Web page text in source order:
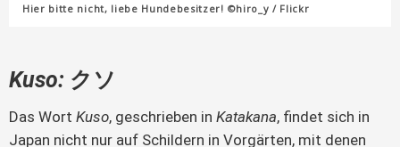
Hier bitte nicht, liebe Hundebesitzer! ©hiro_y / Flickr
Kuso: クソ
Das Wort Kuso, geschrieben in Katakana, findet sich in
Japan nicht nur auf Schildern in Vorgärten, mit denen